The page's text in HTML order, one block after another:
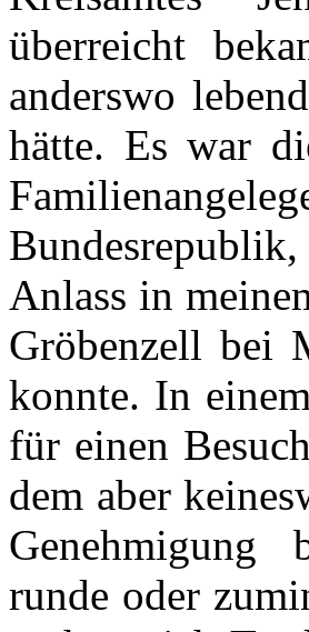
überreicht
anderswo
hätte. Es war
Bundesrepublik,
Anlass in
Gröbenzell bei
konnte. In
für einen
dem aber
Genehmigung
runde oder